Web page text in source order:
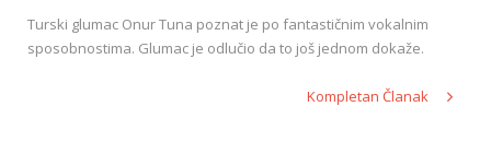
English
Turski glumac Onur Tuna poznat je po fantastičnim vokalnim
sposobnostima. Glumac je odlučio da to još jednom dokaže.
Kompletan Članak